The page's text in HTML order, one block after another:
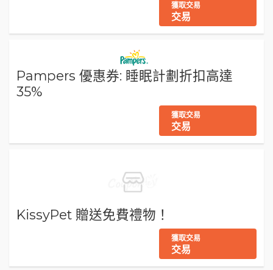
獲取交易
交易
Pampers 優惠券: 睡眠計劃折扣高達
35%
獲取交易
交易
KissyPet 贈送免費禮物！
獲取交易
交易